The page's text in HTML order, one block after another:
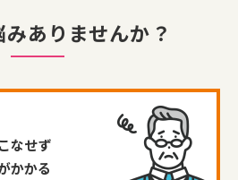
ありませんか？
なせず
かかる